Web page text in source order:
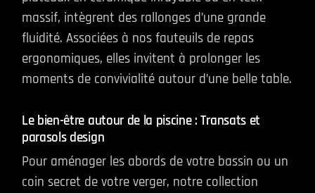
massif, intègrent des rallonges d’une grande
fluidité. Associées à nos fauteuils de repas
ergonomiques, elles invitent à prolonger les
moments de convivialité autour d’une belle table.
Le bien-être autour de la piscine : Transats et
parasols design
Pour aménager les abords de votre bassin ou un
coin secret de votre verger, notre collection